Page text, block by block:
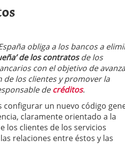
mayo 23, 2014
mayo 19, 2014
a los clientes abril 11, 2014
para conseguir efectivo abril 4, 2014
obliga a los bancos a
de los contratosde los
con el objetivo de
de los clientes y promover la
decréditos.
configurar un nuevo código
claramente orientado a la
los clientes de los servicios
relaciones entre éstos y las